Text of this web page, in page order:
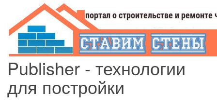
Publisher - технологии
для постройки